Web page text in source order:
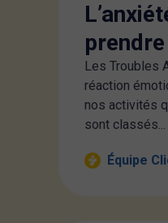
Les Troubles
réaction
nos activités
sont classés...
Équipe